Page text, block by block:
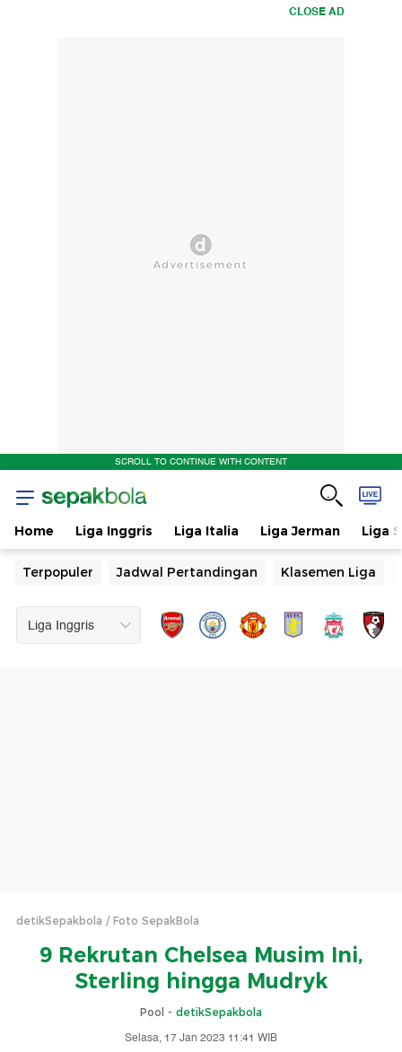
CLOSE AD
SCROLL TO CONTINUE WITH CONTENT
Home Liga Inggris Liga Italia Liga Jerman Liga
Terpopuler Jadwal Pertandingan Klasemen Liga
detikSepakbola Foto SepakBola
9 Rekrutan Chelsea Musim Ini,
Sterling hingga Mudryk
Pool - detikSepakbola
Selasa, 17 Jan 2023 11:41 WIB